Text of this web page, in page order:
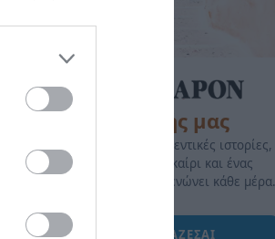
της Ζωής μας
Οι άνθρωποι, οι αυθεντικές ιστορίες,
το ελληνικό καλοκαίρι και ένας
πολιτισμός που μας ενώνει κάθε μέρα.
ΌΣΑ ΧΡΕΙΆΖΕΣΑΙ